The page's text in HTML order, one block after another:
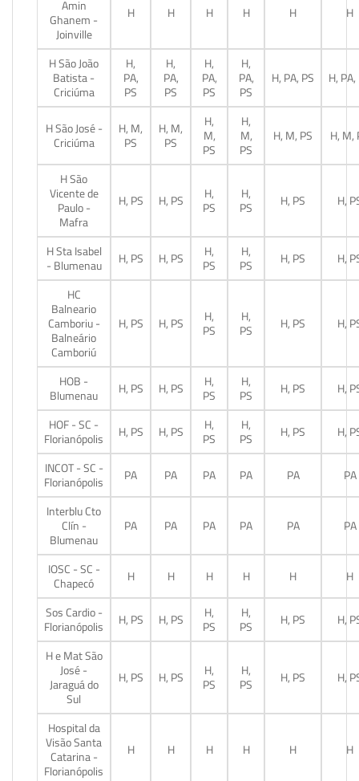
Amin
Ghanem -
Joinville
H H H H H H
H São João
Batista -
Criciúma
H,
PA,
PS
H,
PA,
PS
H,
PA,
PS
H,
PA,
PS
H, PA, PS H,
H São José -
Criciúma
H, M,
PS
H, M,
PS
H,
M,
PS
H,
M,
PS
H, M, PS H, M,
H São
Vicente de
Paulo -
Mafra
H, PS H, PS
H,
PS
H,
PS
H, PS H,
H Sta Isabel
- Blumenau
H, PS H, PS
H,
PS
H,
PS
H, PS H,
HC
Balneario
Camboriu -
Balneário
Camboriú
H, PS H, PS
H,
PS
H,
PS
H, PS H,
HOB -
Blumenau
H, PS H, PS
H,
PS
H,
PS
H, PS H,
HOF - SC -
Florianópolis
H, PS H, PS
H,
PS
H,
PS
H, PS H,
INCOT - SC -
Florianópolis
PA PA PA PA PA PA
Interblu Cto
Clín -
Blumenau
PA PA PA PA PA PA
IOSC - SC -
Chapecó
H H H H H H
Sos Cardio -
Florianópolis
H, PS H, PS
H,
PS
H,
PS
H, PS H,
H e Mat São
José -
Jaraguá do
Sul
H, PS H, PS
H,
PS
H,
PS
H, PS H,
Hospital da
Visão Santa
Catarina -
Florianópolis
H H H H H H